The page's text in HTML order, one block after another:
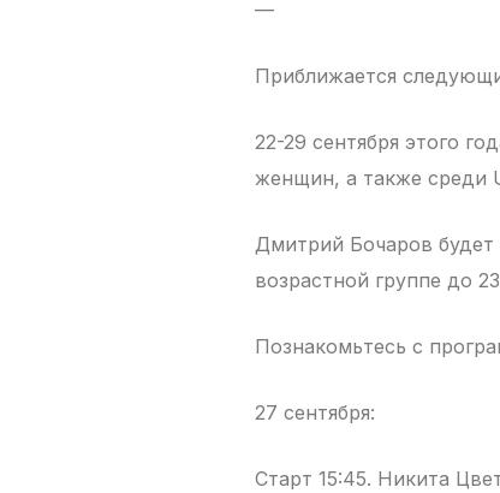
—
Приближается
22-29 сентября этого
женщин, а также среди
Дмитрий Бочаров
возрастной группе до
Познакомьтесь с
27 сентября:
Старт 15:45. Никита